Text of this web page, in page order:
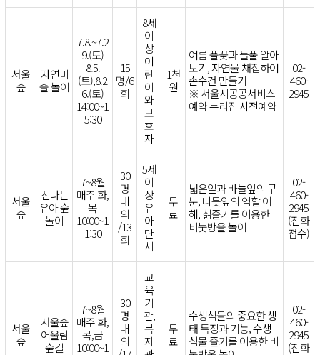
서울
숲
자연미
술 놀이
7.8.~7.2
9.(토)
8.5.
(토),8.2
6.(토)
14:00~1
5:30
15
명/6
회
8세
이
상
어
린
이
와
보
호
자
1천
원
여름 풀꽃과 들풀 알아
보기, 자연물 채집하여
손수건 만들기
※ 서울시공공서비스
예약 누리집 사전예약
02-
460-
2945
서울
숲
신나는
유아 숲
놀이
7~8월
매주 화,
목
10:00~1
1:30
30
명
내
외
/13
회
5세
이
상
유
아
단
체
무
료
넓은잎과 바늘잎의 구
분, 나뭇잎의 역할 이
해, 칡줄기를 이용한
비눗방울 놀이
02-
460-
2945
(전화
접수)
서울
숲
서울숲
어울림
숲길
7~8월
매주 화,
목,금
10:00~1
30
명
내
외
교
육
기
관,
복
지
무
료
수생식물의 중요한 생
태 특징과 기능, 수생
식물 줄기를 이용한 비
02-
460-
2945
(전화